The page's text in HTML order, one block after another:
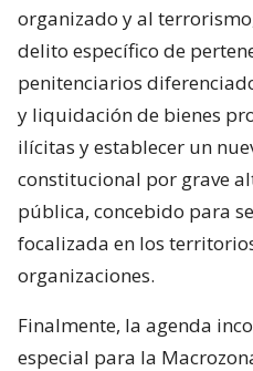
organizado y al
delito específico de
penitenciarios
y liquidación de bienes
ilícitas y establecer un
constitucional por grave
pública, concebido para
focalizada en los
organizaciones.
Finalmente, la agenda
especial para la